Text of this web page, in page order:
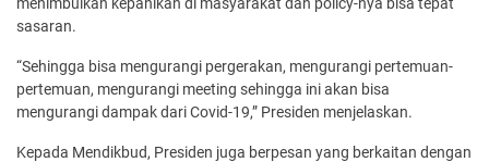
sasaran.
“Sehingga bisa mengurangi pergerakan, mengurangi pertemuan-
pertemuan, mengurangi meeting sehingga ini akan bisa
mengurangi dampak dari Covid-19,” Presiden menjelaskan.
Kepada Mendikbud, Presiden juga berpesan yang berkaitan dengan